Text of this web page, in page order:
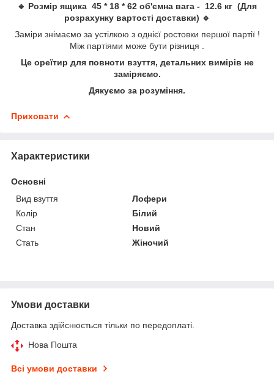
🔹 Розмір ящика 45 * 18 * 62 об'ємна вага - 12.6 кг (Для
розрахунку вартості доставки) 🔹
Заміри знімаємо за устілкою з однієї ростовки першої партії !
Між партіями може бути різниця .
Це ореїтир для повноти взуття, детальних вимірів не
заміряємо.
Дякуємо за розуміння.
Приховати
Характеристики
Основні
Вид взуття
Лофери
Колір
Білий
Стан
Новий
Стать
Жіночий
Умови доставки
Доставка здійснюється тільки по передоплаті.
Нова Пошта
Всі умови доставки